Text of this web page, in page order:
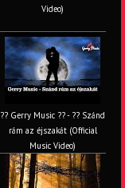
Video)
?? Gerry Music ?? - ?? Szánd
rám az éjszakát (Official
Music Video)